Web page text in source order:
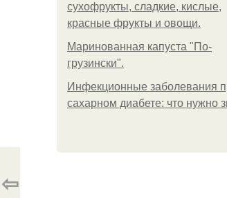
сухофрукты, сладкие, кислые,
красные фрукты и овощи.
Маринованная капуста "По-
грузински".
Инфекционные заболевания
сахарном диабете: что нужно
⇦